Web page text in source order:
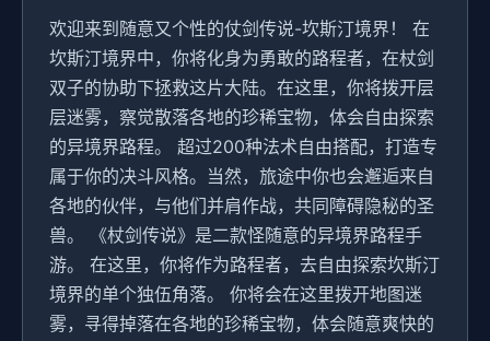
欢迎来到随意又个性的仗剑传说-坎斯汀境界！ 在
坎斯汀境界中，你将化身为勇敢的路程者，在杖剑
双子的协助下拯救这片大陆。在这里，你将拨开层
层迷雾，察觉散落各地的珍稀宝物，体会自由探索
的异境界路程。 超过200种法术自由搭配，打造专
属于你的决斗风格。当然，旅途中你也会邂逅来自
各地的伙伴，与他们并肩作战，共同障碍隐秘的圣
兽。 《杖剑传说》是二款怪随意的异境界路程手
游。 在这里，你将作为路程者，去自由探索坎斯汀
境界的单个独伍角落。 你将会在这里拨开地图迷
雾，寻得掉落在各地的珍稀宝物，体会随意爽快的